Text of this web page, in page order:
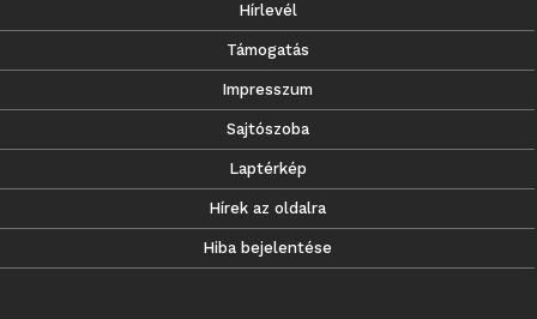
Hírlevél
Támogatás
Impresszum
Sajtószoba
Laptérkép
Hírek az oldalra
Hiba bejelentése